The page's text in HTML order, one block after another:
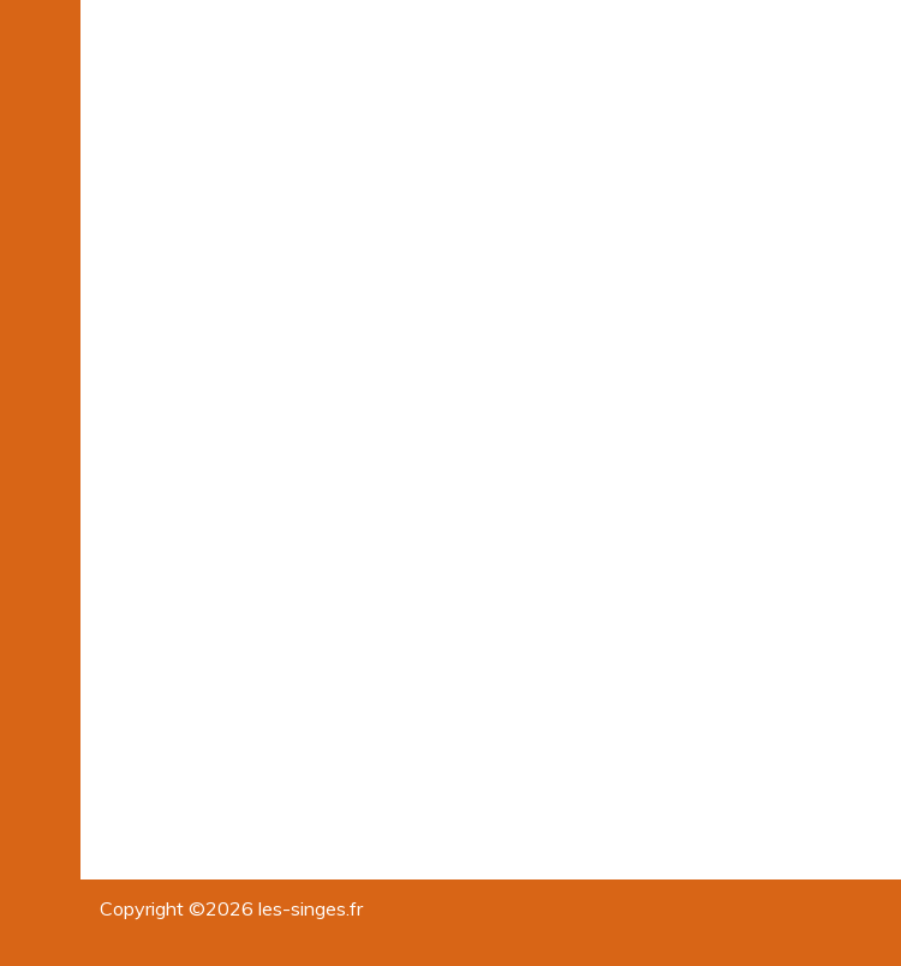
Copyright ©2026 les-singes.fr